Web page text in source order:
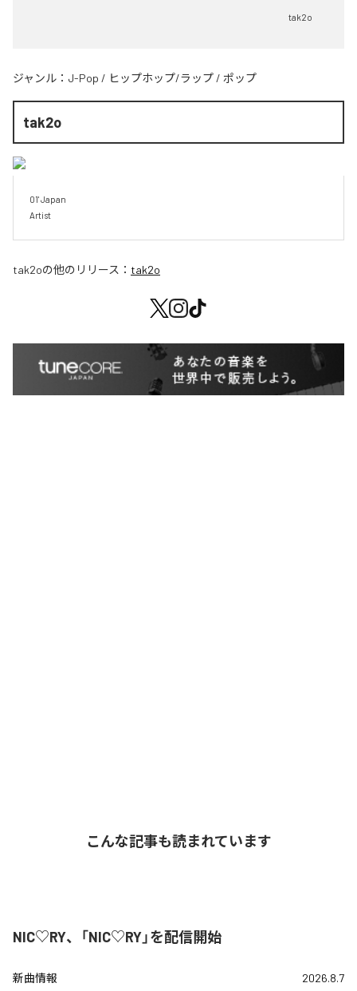
tak2o
ジャンル： J-Pop / ヒップホップ/ラップ / ポップ
tak2o
01' Japan
Artist
tak2oの他のリリース： tak2o
こんな記事も読まれています
NIC♡RY、「NIC♡RY」を配信開始
新曲情報 2026.8.7